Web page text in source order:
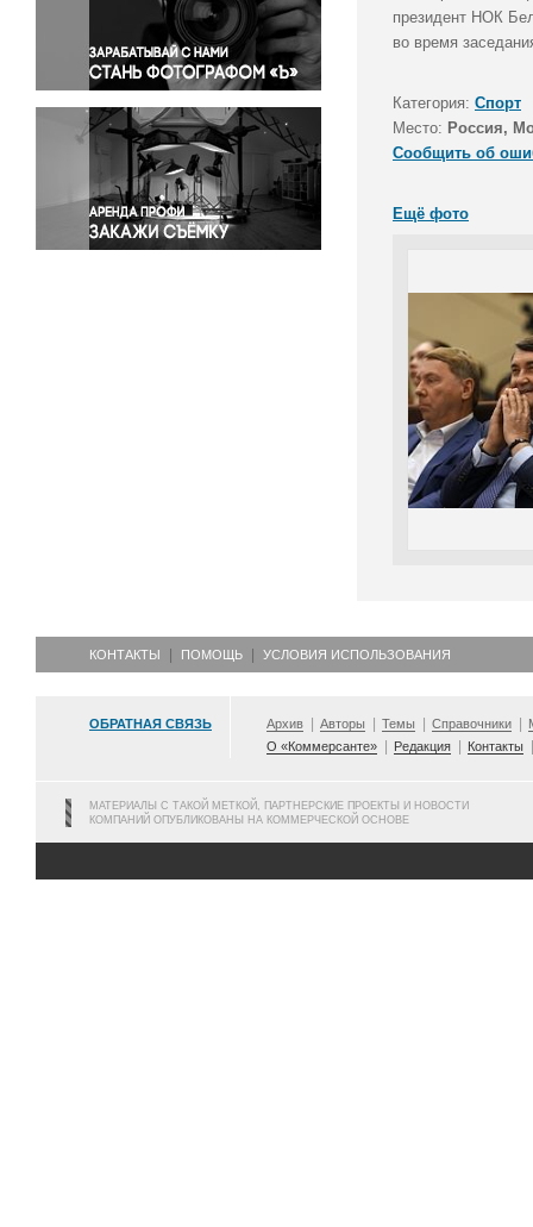
Правосудие
Происшествия и конфликты
Религия
Светская жизнь
Спорт
Экология
Экономика и бизнес
президент НОК
во время
Категория: Спорт
Место: Россия,
Сообщить об
Ещё фото
КОНТАКТЫ ПОМОЩЬ УСЛОВИЯ ИСПОЛЬЗОВАНИЯ
ОБРАТНАЯ СВЯЗЬ Архив Авторы Темы Справочники
О «Коммерсанте»
Редакция Контакты
МАТЕРИАЛЫ С ТАКОЙ МЕТКОЙ, ПАРТНЕРСКИЕ ПРОЕКТЫ И НОВОСТИ
КОМПАНИЙ ОПУБЛИКОВАНЫ НА КОММЕРЧЕСКОЙ ОСНОВЕ